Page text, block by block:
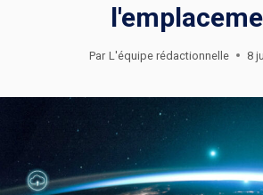
Par L'équipe rédactionnelle 8